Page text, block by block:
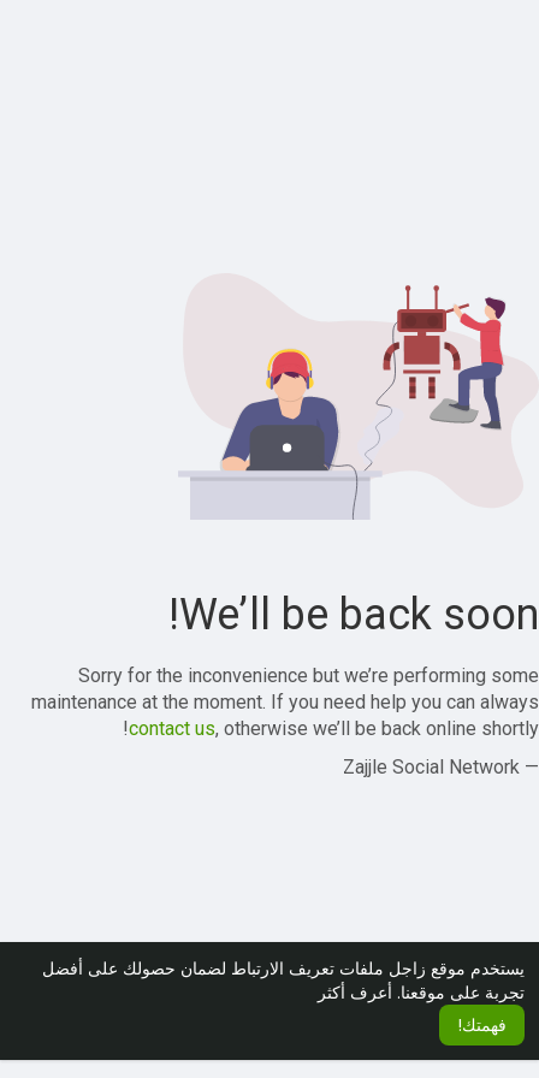
يستخدم موقع زاجل ملفات تعريف الارتباط لضمان حصولك على أفضل
تجربة على موقعنا. أعرف أكثر
فهمتك!
We’ll be back soon!
Sorry for the inconvenience but we’re performing some
maintenance at the moment. If you need help you can always
contact us, otherwise we’ll be back online shortly!
— Zajjle Social Network